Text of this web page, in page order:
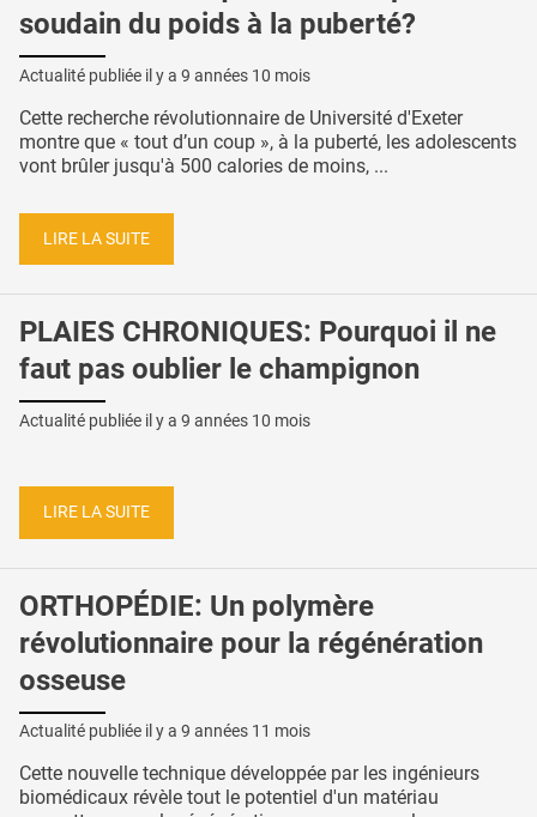
soudain du poids à la puberté?
Actualité publiée il y a 9 années 10 mois
Cette recherche révolutionnaire de Université d'Exeter
montre que « tout d’un coup », à la puberté, les adolescents
vont brûler jusqu'à 500 calories de moins, ...
LIRE LA SUITE
PLAIES CHRONIQUES: Pourquoi il ne
faut pas oublier le champignon
Actualité publiée il y a 9 années 10 mois
LIRE LA SUITE
ORTHOPÉDIE: Un polymère
révolutionnaire pour la régénération
osseuse
Actualité publiée il y a 9 années 11 mois
Cette nouvelle technique développée par les ingénieurs
biomédicaux révèle tout le potentiel d'un matériau